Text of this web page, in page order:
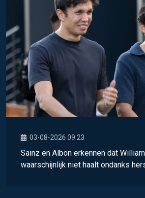
03-08-2026 09:23
Sainz en Albon erkennen dat
waarschijnlijk niet haalt ondanks